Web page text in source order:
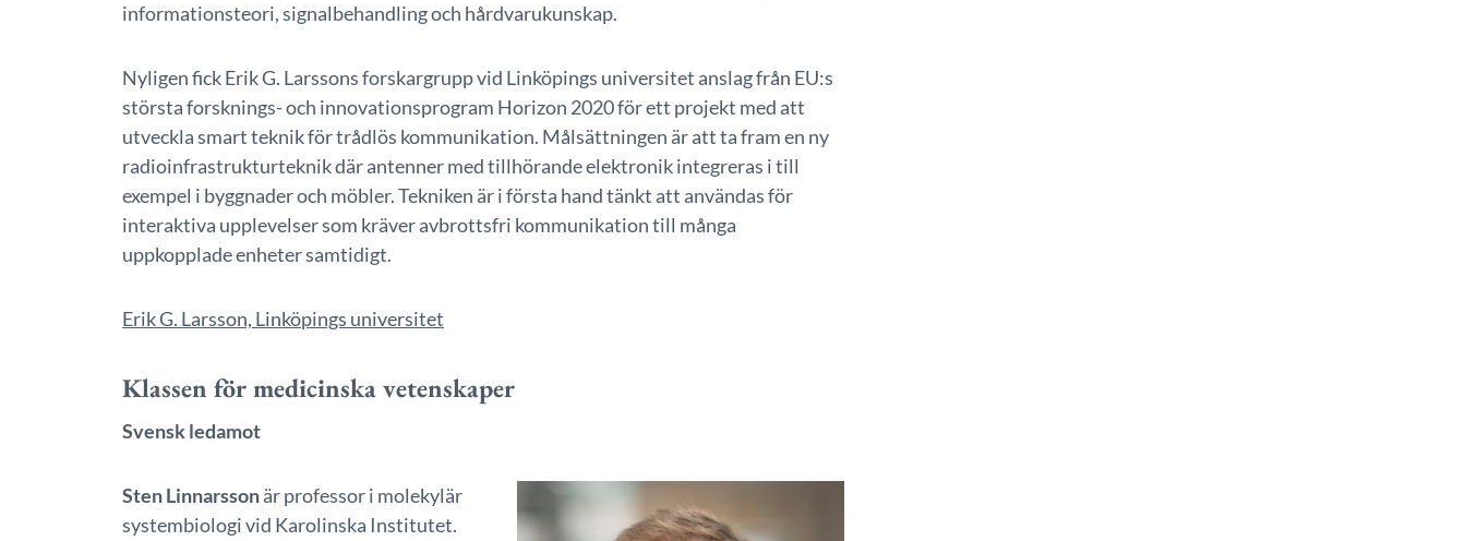
informationsteori, signalbehandling och hårdvarukunskap.
Nyligen fick Erik G. Larssons forskargrupp vid Linköpings universitet anslag från EU:s
största forsknings- och innovationsprogram Horizon 2020 för ett projekt med att
utveckla smart teknik för trådlös kommunikation. Målsättningen är att ta fram en ny
radioinfrastrukturteknik där antenner med tillhörande elektronik integreras i till
exempel i byggnader och möbler. Tekniken är i första hand tänkt att användas för
interaktiva upplevelser som kräver avbrottsfri kommunikation till många
uppkopplade enheter samtidigt.
Erik G. Larsson, Linköpings universitet
Klassen för medicinska vetenskaper
Svensk ledamot
Sten Linnarssonär professor i molekylär
systembiologi vid Karolinska Institutet.